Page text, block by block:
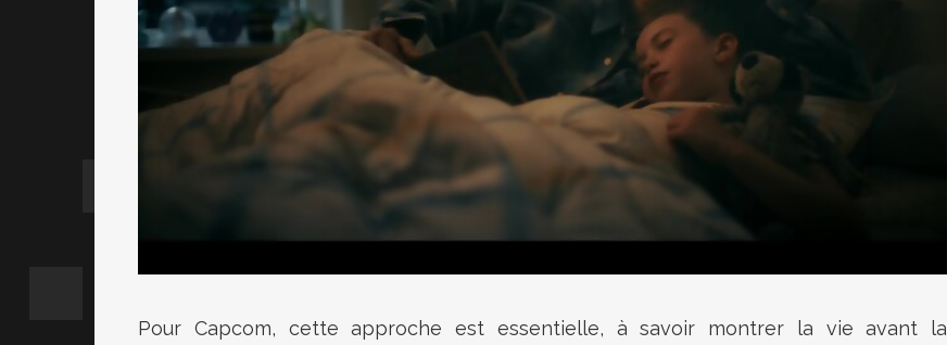
Pour Capcom, cette approche est essentielle, à savoir montrer la vie avant la